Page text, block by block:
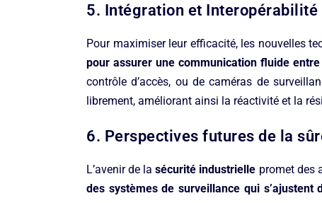
5. Intégration et Interopérabilité
Pour maximiser leur efficacité, les nouvelles
pour assurer une communication fluide
contrôle d’accès, ou de caméras de
librement, améliorant ainsi la réactivité et la
6. Perspectives futures de la
L’avenir de lasécurité industrielle promet des
des systèmes de surveillance qui s’ajustent